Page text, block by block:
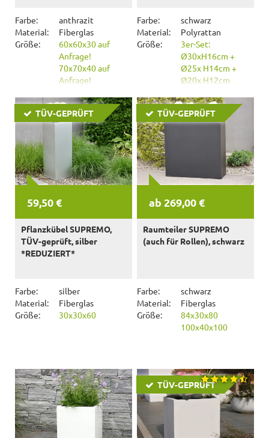
Farbe:
anthrazit
Material:
Fiberglas
Größe:
60x60x30 auf
Anfrage!
70x70x40 auf
Anfrage!
Anfrage!
90x90x60 auf
Anfrage!
Innenfolie
Farbe:
schwarz
Material:
Polyrattan
Größe:
3er-Set:
Ø30xH16cm +
Ø25x H14cm +
Ø20x H12cm
TÜV-GEPRÜFT
59,50 €
Pflanzkübel SUPREMO,
TÜV-geprüft, silber
*REDUZIERT*
Farbe:
silber
Material:
Fiberglas
Größe:
30x30x60
TÜV-GEPRÜFT
ab 269,00 €
Raumteiler SUPREMO
(auch für Rollen), schwarz
Farbe:
schwarz
Material:
Fiberglas
Größe:
84x30x80
100x40x100
TÜV-GEPRÜFT